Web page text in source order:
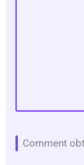
Comment